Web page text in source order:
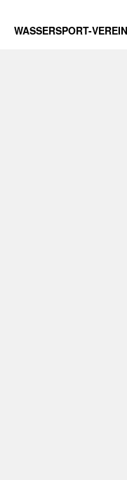
WASSERSPORT-